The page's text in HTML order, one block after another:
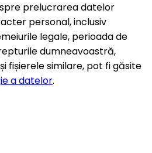
prelucrarea datelor
personal, inclusiv
legale, perioada de
dumneavoastră,
fișierele similare, pot fi găsite
a datelor.